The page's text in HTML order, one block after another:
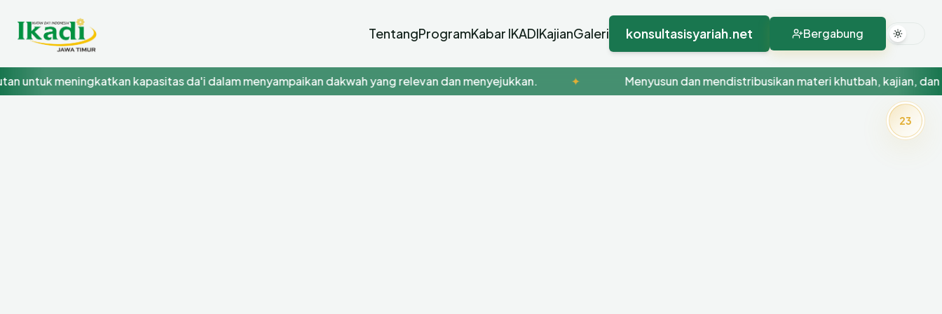
TentangProgramKabar IKADIKajianGaleri konsultasisyariah.net Bergabung
meningkatkan kapasitas da'i dalam menyampaikan dakwah yang relevan dan menyejukkan. Menyusun dan mendistribusikan materi khutbah, kajian, dan
23